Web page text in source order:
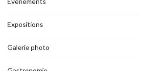
Expositions
Galerie photo